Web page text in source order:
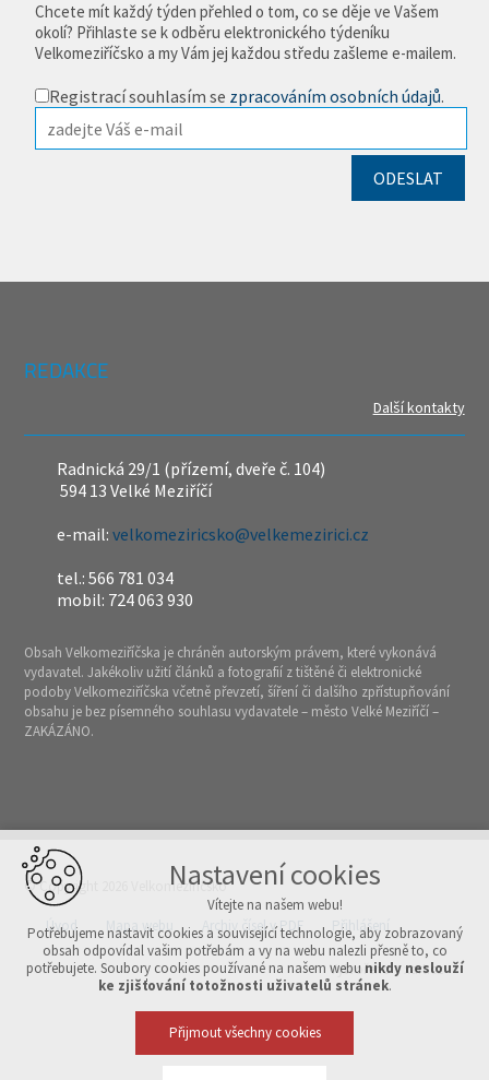
Chcete mít každý týden přehled o tom, co se děje ve Vašem
okolí? Přihlaste se k odběru elektronického týdeníku
Velkomeziříčsko a my Vám jej každou středu zašleme e-mailem.
Registrací souhlasím se zpracováním osobních údajů.
REDAKCE
Další kontakty
Radnická 29/1 (přízemí, dveře č. 104)
594 13 Velké Meziříčí
e-mail:velkomeziricsko@velkemezirici.cz
tel.: 566 781 034
mobil: 724 063 930
Obsah Velkomeziříčska je chráněn autorským právem, které vykonává
vydavatel. Jakékoliv užití článků a fotografií z tištěné či elektronické
podoby Velkomeziříčska včetně převzetí, šíření či dalšího zpřístupňování
obsahu je bez písemného souhlasu vydavatele – město Velké Meziříčí –
ZAKÁZÁNO.
© Copyright 2026 Velkomeziříčsko
Úvod Mapa webu Archiv čísel v PDF Přihlášení
Vytvořeno v xart.cz
Nastavení cookies
Vítejte na našem webu!
Potřebujeme nastavit cookies a související technologie, aby zobrazovaný
obsah odpovídal vašim potřebám a vy na webu nalezli přesně to, co
potřebujete. Soubory cookies používané na našem webu nikdy neslouží
ke zjišťování totožnosti uživatelů stránek.
Přijmout všechny cookies